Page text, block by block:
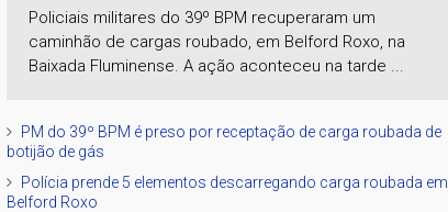
Policiais militares do 39º BPM recuperaram um
caminhão de cargas roubado, em Belford Roxo, na
Baixada Fluminense. A ação aconteceu na tarde ...
PM do 39º BPM é preso por receptação de carga roubada de
botijão de gás
Polícia prende 5 elementos descarregando carga roubada em
Belford Roxo